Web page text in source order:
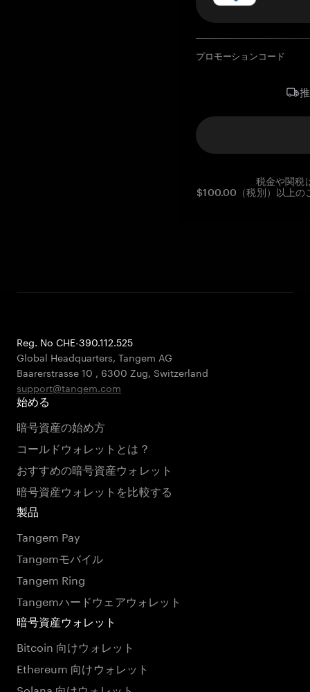
プロモーションコード
税金や関税
$100.00（税別）以上の
Reg. No CHE-390.112.525
Global Headquarters, Tangem AG
Baarerstrasse 10 , 6300 Zug, Switzerland
support@tangem.com
始める
暗号資産の始め方
コールドウォレットとは？
おすすめの暗号資産ウォレット
暗号資産ウォレットを比較する
製品
Tangem Pay
Tangemモバイル
Tangem Ring
Tangemハードウェアウォレット
暗号資産ウォレット
Bitcoin 向けウォレット
Ethereum 向けウォレット